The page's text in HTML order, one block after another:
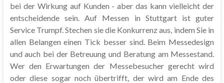
bei der Wirkung auf Kunden - aber das kann vielleicht der
entscheidende sein. Auf Messen in Stuttgart ist guter
Service Trumpf. Stechen sie die Konkurrenz aus, indem Sie in
allen Belangen einen Tick besser sind. Beim Messedesign
und auch bei der Betreuung und Beratung am Messestand.
Wer den Erwartungen der Messebesucher gerecht wird
oder diese sogar noch übertrifft, der wird am Ende des